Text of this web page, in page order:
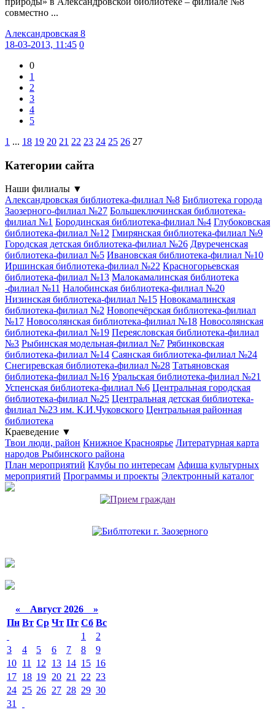
совместно ...
Александровская 8
18-03-2013, 11:45 0
0
1
2
3
4
5
1 ... 18 19 20 21 22 23 24 25 26 27
Категории сайта
Наши филиалы ▼
Александровская библиотека-филиал №8 Библиотека города
Заозерного-филиал №27 Большеключинская библиотека-
филиал №1 Бородинская библиотека-филиал №4 Глубоковская
библиотека-филиал №12 Гмирянская библиотека-филиал №9
Городская детская библиотека-филиал №26 Двуреченская
библиотека-филиал №5 Ивановская библиотека-филиал №10
Иршинская библиотека-филиал №22 Красногорьевская
библиотека-филиал №13 Малокамалинская библиотека
-филиал №11 Налобинская библиотека-филиал №20
Низинская библиотека-филиал №15 Новокамалинская
библиотека-филиал №2 Новопечёрская библиотека-филиал
№17 Новосолянская библиотека-филиал №18 Новосолянская
библиотека-филиал №19 Переясловская библиотека-филиал
№3 Рыбинская модельная-филиал №7 Рябинковская
библиотека-филиал №14 Саянская библиотека-филиал №24
Снегиревская библиотека-филиал №28 Татьяновская
библиотека-филиал №16 Уральская библиотека-филиал №21
Успенская библиотека-филиал №6 Центральная городская
библиотека-филиал №25 Центральная детская библиотека-
филиал №23 им. К.И.Чуковского Центральная районная
библиотека
Краеведение ▼
Твои люди, район Книжное Красноярье Литературная карта
народов Рыбинского района
План мероприятий Клубы по интересам Афиша культурных
мероприятий Программы и проекты Электронный каталог
« Август 2026 »
Пн Вт Ср Чт Пт Сб Вс
1
2
3
4 5 6 7 8
9
10 11 12 13 14 15 16
17 18 19 20 21 22 23
24 25 26 27 28 29 30
31